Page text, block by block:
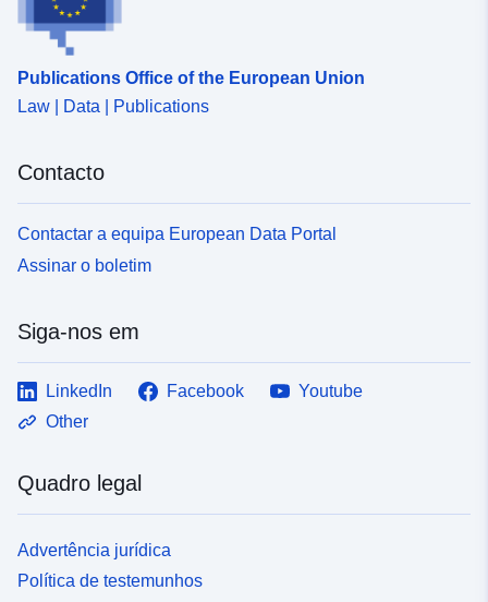
Publications Office of the European Union
Law | Data | Publications
Contacto
Contactar a equipa European Data Portal
Assinar o boletim
Siga-nos em
LinkedIn Facebook
Youtube
Other
Quadro legal
Advertência jurídica
Política de testemunhos